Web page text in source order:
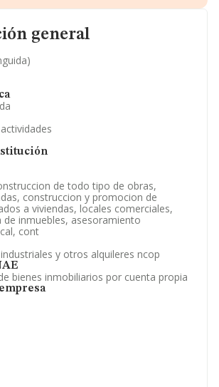
general
de todo tipo de obras,
construccion y promocion de
a viviendas, locales comerciales,
de inmuebles, asesoramiento
cont
y otros alquileres ncop
bienes inmobiliarios por cuenta propia
oficial y registral complementaria.